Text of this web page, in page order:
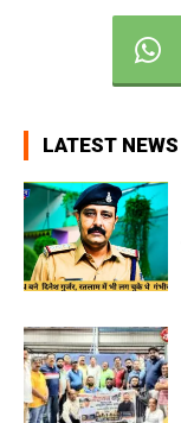
LATEST NEWS